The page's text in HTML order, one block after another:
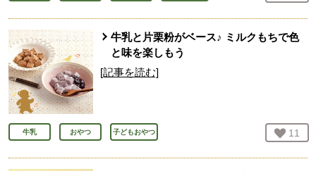
牛乳と片栗粉がベース♪ ミルクもちで色
と味を楽しもう
[記事を読む]
牛乳 おやつ 子どもおやつ お気
11